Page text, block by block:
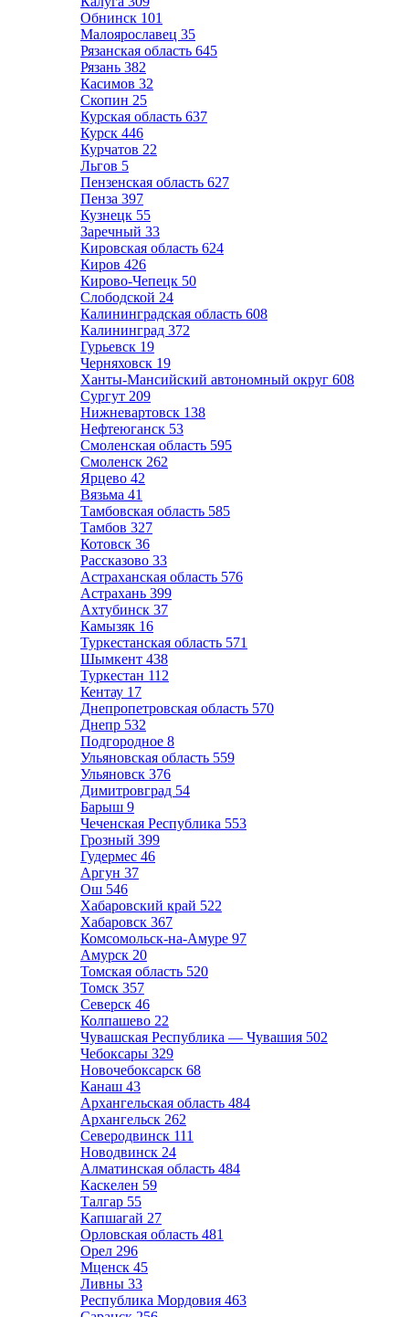
Обнинск 101
Малоярославец 35
Рязанская область 645
Рязань 382
Касимов 32
Скопин 25
Курская область 637
Курск 446
Курчатов 22
Льгов 5
Пензенская область 627
Пенза 397
Кузнецк 55
Заречный 33
Кировская область 624
Киров 426
Кирово-Чепецк 50
Слободской 24
Калининградская область 608
Калининград 372
Гурьевск 19
Черняховск 19
Ханты-Мансийский автономный округ 608
Сургут 209
Нижневартовск 138
Нефтеюганск 53
Смоленская область 595
Смоленск 262
Ярцево 42
Вязьма 41
Тамбовская область 585
Тамбов 327
Котовск 36
Рассказово 33
Астраханская область 576
Астрахань 399
Ахтубинск 37
Камызяк 16
Туркестанская область 571
Шымкент 438
Туркестан 112
Кентау 17
Днепропетровская область 570
Днепр 532
Подгородное 8
Ульяновская область 559
Ульяновск 376
Димитровград 54
Барыш 9
Чеченская Республика 553
Грозный 399
Гудермес 46
Аргун 37
Ош 546
Хабаровский край 522
Хабаровск 367
Комсомольск-на-Амуре 97
Амурск 20
Томская область 520
Томск 357
Северск 46
Колпашево 22
Чувашская Республика — Чувашия 502
Чебоксары 329
Новочебоксарск 68
Канаш 43
Архангельская область 484
Архангельск 262
Северодвинск 111
Новодвинск 24
Алматинская область 484
Каскелен 59
Талгар 55
Капшагай 27
Орловская область 481
Орел 296
Мценск 45
Ливны 33
Республика Мордовия 463